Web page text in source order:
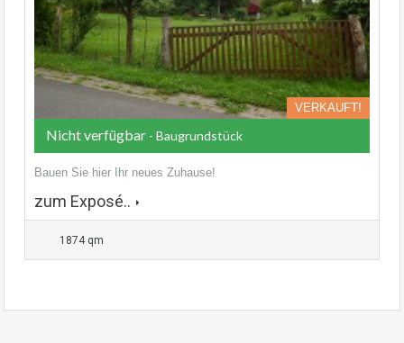
VERKAUFT!
Nicht verfügbar - Baugrundstück
Bauen Sie hier Ihr neues Zuhause!
zum Exposé..
1874 qm